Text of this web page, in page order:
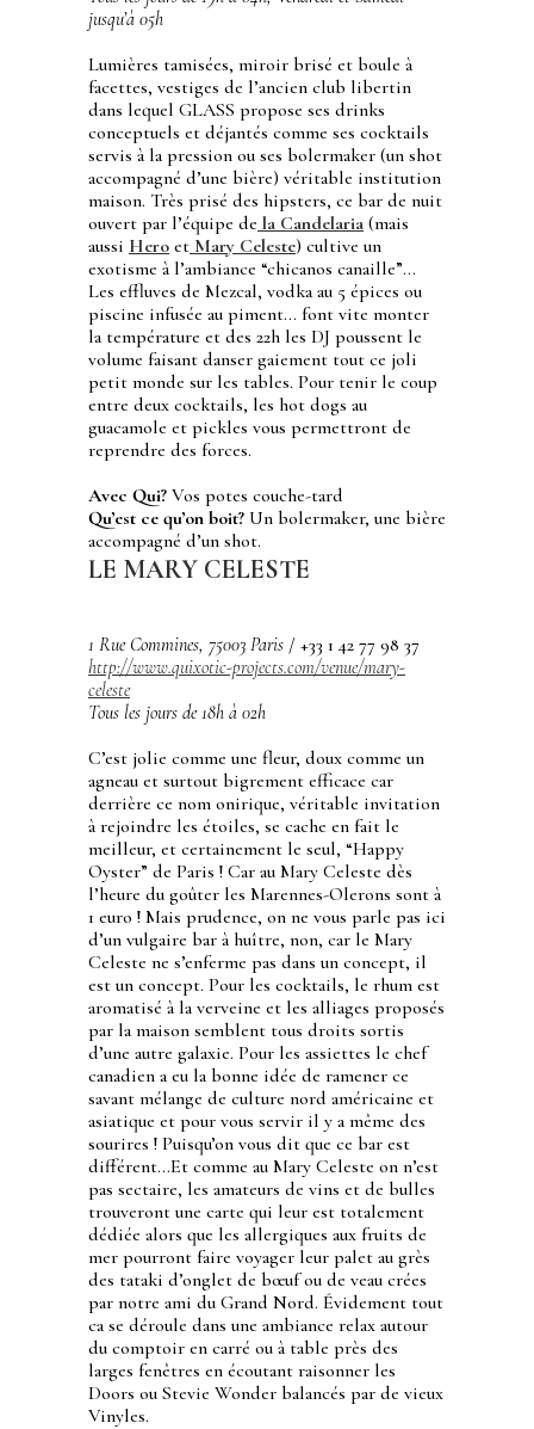
jusqu’à 05h
Lumières tamisées, miroir brisé et boule à
facettes, vestiges de l’ancien club libertin
dans lequel GLASS propose ses drinks
conceptuels et déjantés comme ses cocktails
servis à la pression ou ses bolermaker (un shot
accompagné d’une bière) véritable institution
maison. Très prisé des hipsters, ce bar de nuit
ouvert par l’équipe de la Candelaria (mais
aussi Hero et Mary Celeste) cultive un
exotisme à l’ambiance “chicanos canaille”…
Les effluves de Mezcal, vodka au 5 épices ou
piscine infusée au piment… font vite monter
la température et des 22h les DJ poussent le
volume faisant danser gaiement tout ce joli
petit monde sur les tables. Pour tenir le coup
entre deux cocktails, les hot dogs au
guacamole et pickles vous permettront de
reprendre des forces.
Avec Qui? Vos potes couche-tard
Qu’est ce qu’on boit? Un bolermaker, une bière
accompagné d’un shot.
LE MARY CELESTE
1 Rue Commines, 75003 Paris / +33 1 42 77 98 37
http://www.quixotic-projects.com/venue/mary-
celeste
Tous les jours de 18h à 02h
C’est jolie comme une fleur, doux comme un
agneau et surtout bigrement efficace car
derrière ce nom onirique, véritable invitation
à rejoindre les étoiles, se cache en fait le
meilleur, et certainement le seul, “Happy
Oyster” de Paris ! Car au Mary Celeste dès
l’heure du goûter les Marennes-Olerons sont à
1 euro ! Mais prudence, on ne vous parle pas ici
d’un vulgaire bar à huître, non, car le Mary
Celeste ne s’enferme pas dans un concept, il
est un concept. Pour les cocktails, le rhum est
aromatisé à la verveine et les alliages proposés
par la maison semblent tous droits sortis
d’une autre galaxie. Pour les assiettes le chef
canadien a eu la bonne idée de ramener ce
savant mélange de culture nord américaine et
asiatique et pour vous servir il y a même des
sourires ! Puisqu’on vous dit que ce bar est
différent…Et comme au Mary Celeste on n’est
pas sectaire, les amateurs de vins et de bulles
trouveront une carte qui leur est totalement
dédiée alors que les allergiques aux fruits de
mer pourront faire voyager leur palet au grès
des tataki d’onglet de bœuf ou de veau crées
par notre ami du Grand Nord. Évidement tout
ca se déroule dans une ambiance relax autour
du comptoir en carré ou à table près des
larges fenêtres en écoutant raisonner les
Doors ou Stevie Wonder balancés par de vieux
Vinyles.